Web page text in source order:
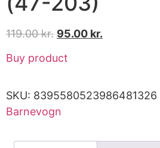
119.00kr. 95.00 kr.
Buy product
SKU: 8395580523986481326
Barnevogn